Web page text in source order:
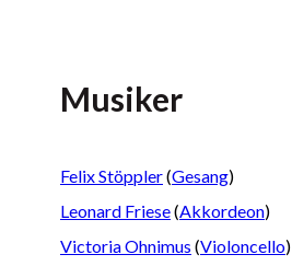
Musiker
Felix Stöppler(Gesang)
Leonard Friese(Akkordeon)
Victoria Ohnimus (Violoncello)